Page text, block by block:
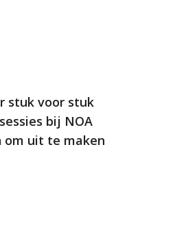
stuk voor stuk
bij NOA
om uit te maken